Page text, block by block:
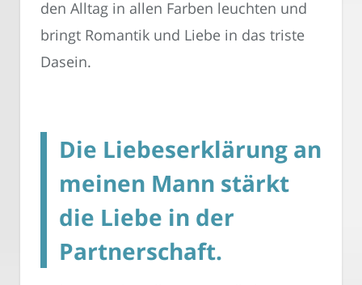
den Alltag in allen Farben leuchten und
bringt Romantik und Liebe in das triste
Dasein.
Die Liebeserklärung an
meinen Mann stärkt
die Liebe in der
Partnerschaft.